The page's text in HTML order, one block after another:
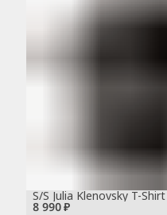
8 990 ₽
S/S Julia Klenovsky T-Shirt